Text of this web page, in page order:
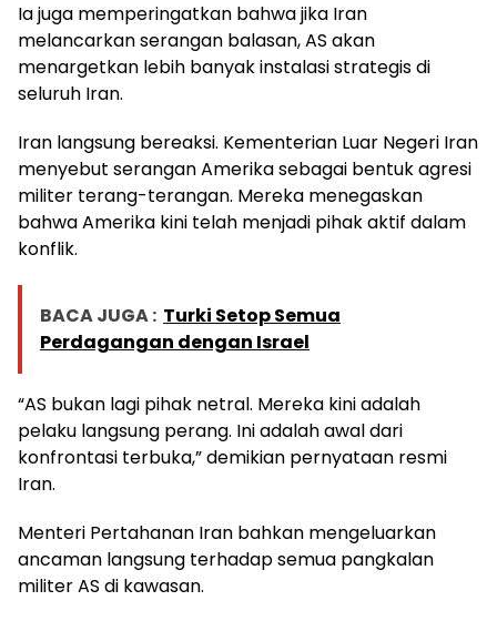
Ia juga memperingatkan bahwa jika Iran
melancarkan serangan balasan, AS akan
menargetkan lebih banyak instalasi strategis di
seluruh Iran.
Iran langsung bereaksi. Kementerian Luar Negeri Iran
menyebut serangan Amerika sebagai bentuk agresi
militer terang-terangan. Mereka menegaskan
bahwa Amerika kini telah menjadi pihak aktif dalam
konflik.
BACA JUGA : Turki Setop Semua
Perdagangan dengan Israel
“AS bukan lagi pihak netral. Mereka kini adalah
pelaku langsung perang. Ini adalah awal dari
konfrontasi terbuka,” demikian pernyataan resmi
Iran.
Menteri Pertahanan Iran bahkan mengeluarkan
ancaman langsung terhadap semua pangkalan
militer AS di kawasan.